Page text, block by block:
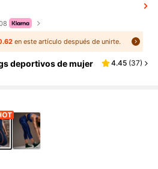
en este artículo después de unirte.
deportivos de mujer
4.45 (37)